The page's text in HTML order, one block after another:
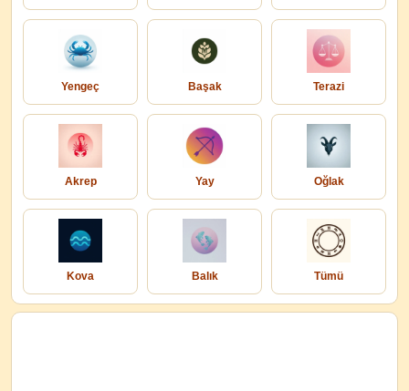
Yengeç Başak Terazi
Akrep Yay Oğlak
Kova Balık Tümü